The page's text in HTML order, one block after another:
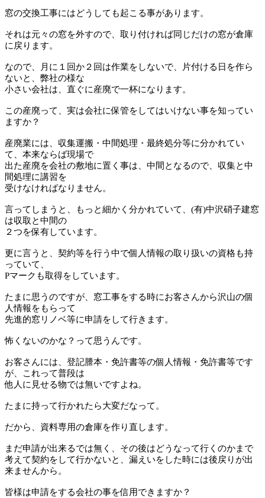
窓の交換工事にはどうしても起こる事があります。
それは元々の窓を外すので、取り付ければ同じだけの窓が倉庫
に戻ります。
なので、月に１回か２回は作業をしないで、片付ける日を作ら
ないと、弊社の様な
小さい会社は、直ぐに産廃で一杯になります。
この産廃って、実は会社に保管をしてはいけない事を知ってい
ますか？
産廃業には、収集運搬・中間処理・最終処分等に分かれてい
て、本来ならば現場で
出た産廃を会社の敷地に置く事は、中間となるので、収集と中
間処理に講習を
受けなければなりません。
言ってしまうと、もっと細かく分かれていて、(有)中沢硝子建窓
は収取と中間の
２つを保有しています。
更に言うと、契約等を行う中で個人情報の取り扱いの資格も持
っていて、
Pマークも取得をしています。
たまに思うのですが、窓工事をする時にお客さんから沢山の個
人情報をもらって
先進的窓リノベ等に申請をして行きます。
怖くないのかな？って思うんです。
お客さんには、登記謄本・免許書等の個人情報・免許書等です
が、これって普段は
他人に見せる物では無いですよね。
たまに持って行かれたら大変だなって。
だから、資料専用の倉庫を作り直します。
まだ申請が出来るでは無く、その後はどうなって行くのかまで
考えて契約をして行かないと、漏えいをした時には後戻りが出
来ませんから。
皆様は申請をする会社の事を信用できますか？